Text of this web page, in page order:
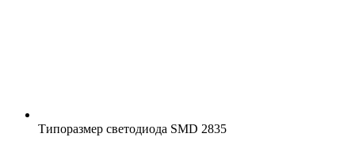
Типоразмер светодиода SMD 2835